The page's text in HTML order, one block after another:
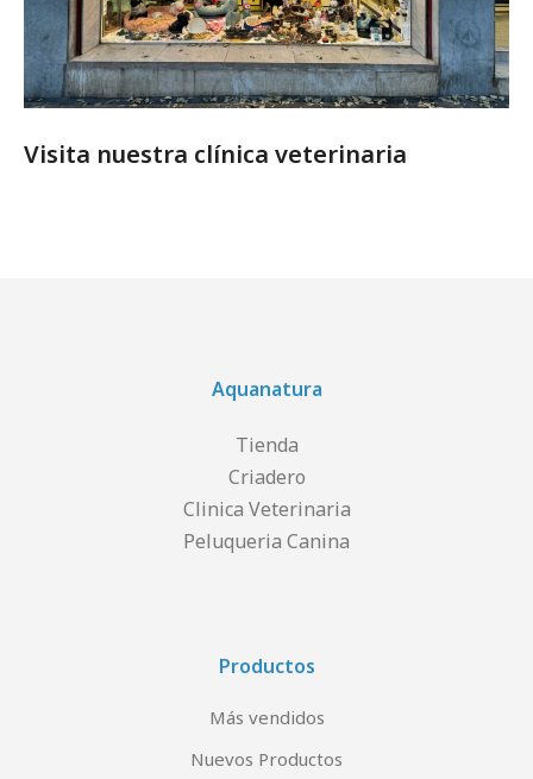
Visita nuestra clínica veterinaria
Aquanatura
Tienda
Criadero
Clinica Veterinaria
Peluqueria Canina
Productos
Más vendidos
Nuevos Productos